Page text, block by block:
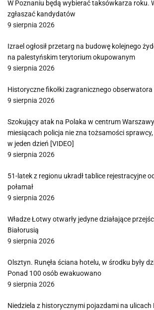
W Poznaniu będą wybierać taksówkarza roku.
zgłaszać kandydatów
9 sierpnia 2026
Izrael ogłosił przetarg na budowę kolejnego
na palestyńskim terytorium okupowanym
9 sierpnia 2026
Historyczne fikołki zagranicznego obserwatora
9 sierpnia 2026
Szokujący atak na Polaka w centrum
miesiącach policja nie zna tożsamości
w jeden dzień [VIDEO]
9 sierpnia 2026
51-latek z regionu ukradł tablice rejestracyjne
połamał
9 sierpnia 2026
Władze Łotwy otwarły jedyne działające
Białorusią
9 sierpnia 2026
Olsztyn. Runęła ściana hotelu, w środku były
Ponad 100 osób ewakuowano
9 sierpnia 2026
Niedziela z historycznymi pojazdami na ulicach